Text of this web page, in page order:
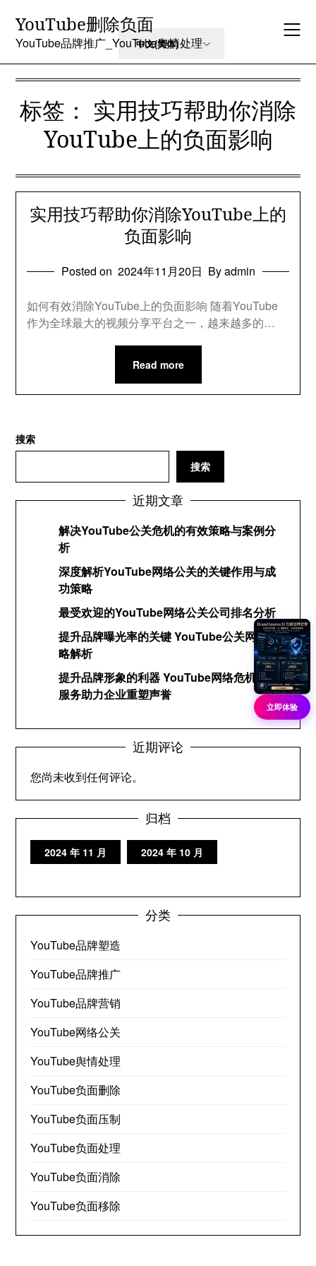
content
YouTube删除负面
YouTube品牌推广_YouTube舆情处理
标签： 实用技巧帮助你消除
YouTube上的负面影响
实用技巧帮助你消除YouTube上的
负面影响
Posted on 2024年11月20日 By admin
如何有效消除YouTube上的负面影响 随着YouTube
作为全球最大的视频分享平台之一，越来越多的…
Read more
搜索
搜索
近期文章
解决YouTube公关危机的有效策略与案例分
析
深度解析YouTube网络公关的关键作用与成
功策略
最受欢迎的YouTube网络公关公司排名分析
提升品牌曝光率的关键 YouTube公关网络策
略解析
提升品牌形象的利器 YouTube网络危机公关
服务助力企业重塑声誉
近期评论
您尚未收到任何评论。
归档
2024 年 11 月 2024 年 10 月
分类
YouTube品牌塑造
YouTube品牌推广
YouTube品牌营销
YouTube网络公关
YouTube舆情处理
YouTube负面删除
YouTube负面压制
YouTube负面处理
YouTube负面消除
YouTube负面移除
立即体验